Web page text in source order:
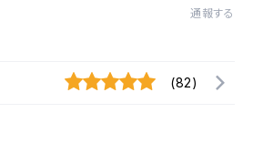
通報する
(82)